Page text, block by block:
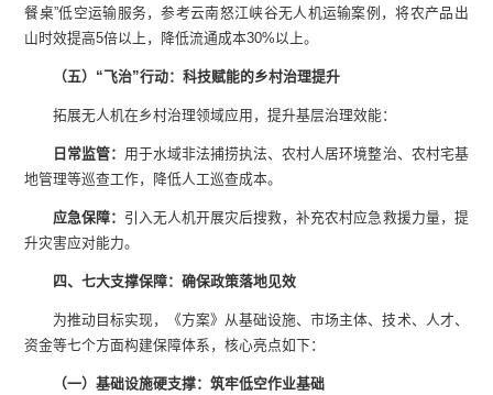
餐桌”低空运输服务，参考云南怒江峡谷无人机运输案例，将农产品出
山时效提高5倍以上，降低流通成本30%以上。
（五）“飞治”行动：科技赋能的乡村治理提升
拓展无人机在乡村治理领域应用，提升基层治理效能：
日常监管： 用于水域非法捕捞执法、农村人居环境整治、农村宅基
地管理等巡查工作，降低人工巡查成本。
应急保障： 引入无人机开展灾后搜救，补充农村应急救援力量，提
升灾害应对能力。
四、七大支撑保障：确保政策落地见效
为推动目标实现，《方案》从基础设施、市场主体、技术、人才、
资金等七个方面构建保障体系，核心亮点如下：
（一）基础设施硬支撑：筑牢低空作业基础